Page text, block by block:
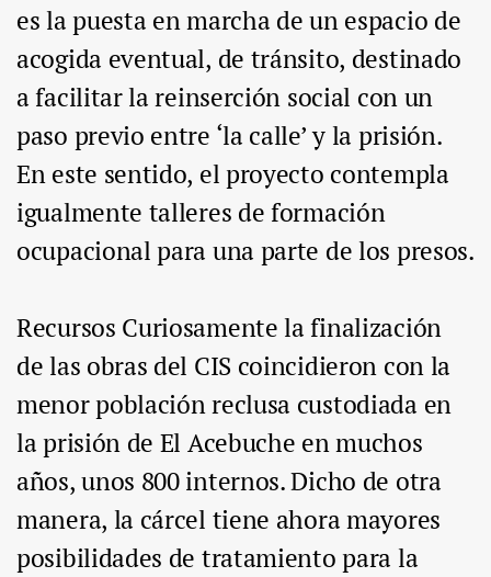
es la puesta en marcha de un espacio de
acogida eventual, de tránsito, destinado
a facilitar la reinserción social con un
paso previo entre ‘la calle’ y la prisión.
En este sentido, el proyecto contempla
igualmente talleres de formación
ocupacional para una parte de los presos.
Recursos Curiosamente la finalización
de las obras del CIS coincidieron con la
menor población reclusa custodiada en
la prisión de El Acebuche en muchos
años, unos 800 internos. Dicho de otra
manera, la cárcel tiene ahora mayores
posibilidades de tratamiento para la